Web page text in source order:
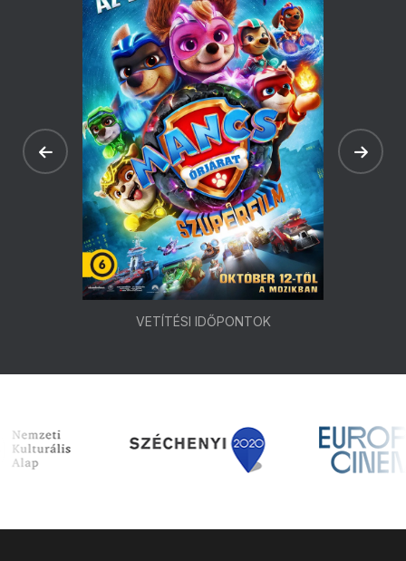
VETÍTÉSI IDŐPONTOK